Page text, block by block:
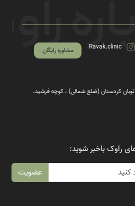
Ravak.clinic مشاوره رایگان
اتوبان کردستان (ضلع شمالی) ، کوچه فرشید،
راوک باخبر شوید:
عضویت